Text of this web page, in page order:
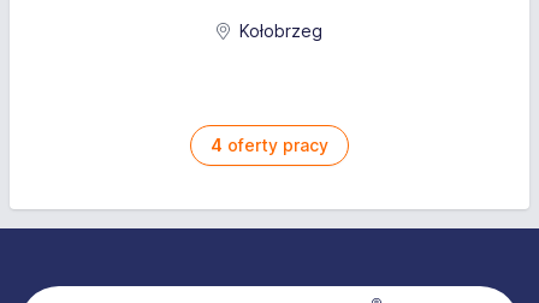
Kołobrzeg
4 oferty pracy